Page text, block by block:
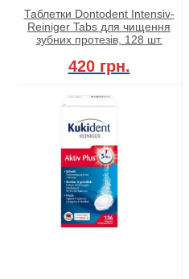
Таблетки Dontodent Intensiv-
Reiniger Tabs для чищення
зубних протезів, 128 шт.
420 грн.